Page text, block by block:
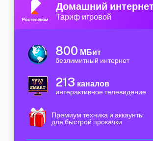
Домашний
Тариф игровой
800 МБит
безлимитный интернет
213 каналов
интерактивное телевидение
Премиум техника и аккаунты
для быстрой прокачки